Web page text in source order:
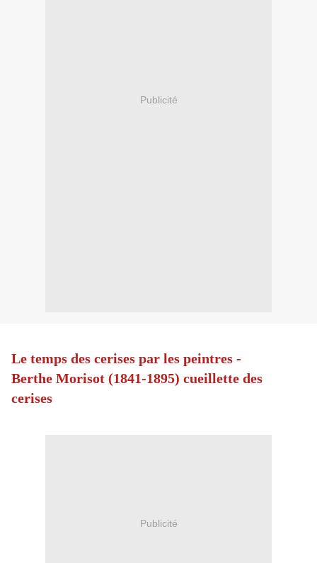
Publicité
Le temps des cerises par les peintres -
Berthe Morisot (1841-1895) cueillette des
cerises
Publicité